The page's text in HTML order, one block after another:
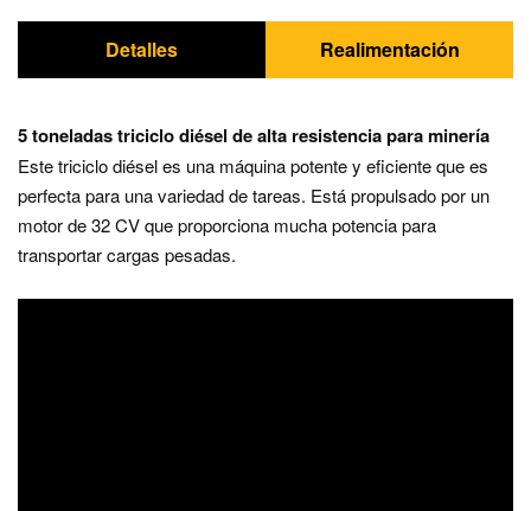
Detalles Realimentación
5 toneladas triciclo diésel de alta resistencia para minería
Este triciclo diésel es una máquina potente y eficiente que es
perfecta para una variedad de tareas. Está propulsado por un
motor de 32 CV que proporciona mucha potencia para
transportar cargas pesadas.